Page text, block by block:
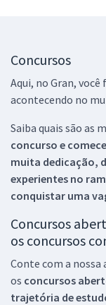
Concursos
Aqui, no Gran,
acontecendo no
Saiba quais são as
concurso e
muita dedicação,
experientes no
conquistar uma
Concursos
os concursos
Conte com a nossa
os concursos
trajetória de